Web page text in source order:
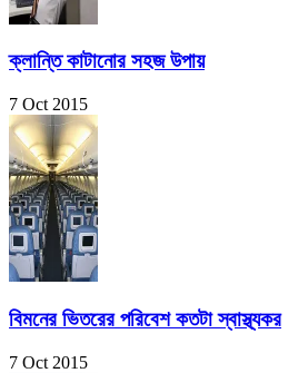
ক্লান্তি কাটানোর সহজ উপায়
7 Oct 2015
বিমনের ভিতরের পরিবেশ কতটা স্বাস্থ্যকর
7 Oct 2015